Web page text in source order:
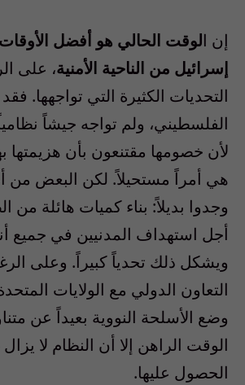
إن الوقت الحالي هو أفضل
إسرائيل من الناحية الأمنية، على
التحديات الكثيرة التي تواجهها.
لأن خصومها مقتنعون بأن هزيمتها
هي أمراً مستحيلاً. لكن البعض من
وجدوا بديلاً: بناء كميات هائلة من
أجل استهداف المدنيين في جميع
ويشكل ذلك تحدياً كبيراً. وعلى
التعاون الدولي مع الولايات
وضع الأسلحة النووية بعيداً عن
الوقت الراهن إلا أن النظام لا
الحصول عليها.